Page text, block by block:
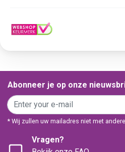
Abonneer je op onze
* Wij zullen uw mailadres niet met
Vragen?